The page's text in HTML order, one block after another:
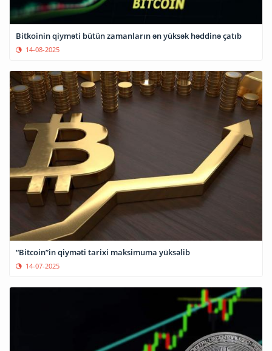
Bitkoinin qiyməti bütün zamanların ən yüksək həddinə çatıb
14-08-2025
“Bitcoin”in qiyməti tarixi maksimuma yüksəlib
14-07-2025